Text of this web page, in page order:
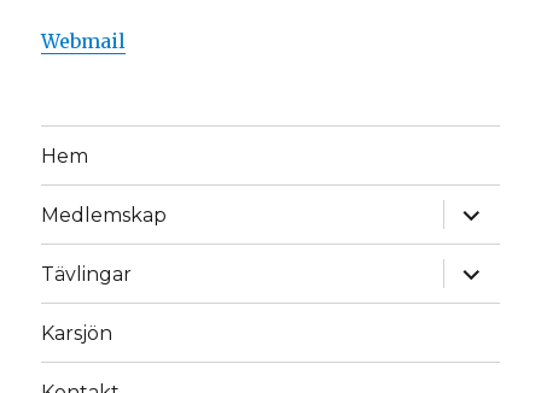
Webmail
Hem
Medlemskap
Tävlingar
Karsjön